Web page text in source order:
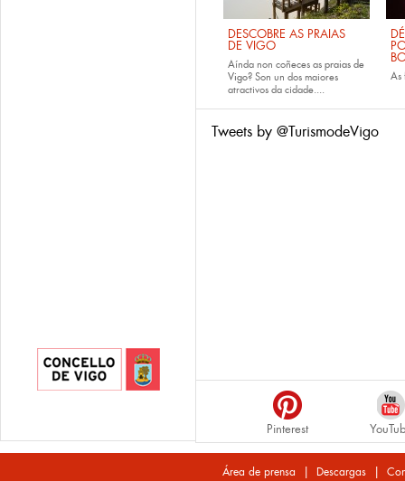
DESCOBRE AS PRAIAS
DE VIGO
Aínda non coñeces as praias de
Vigo? Son un dos maiores
atractivos da cidade....
As
Tweets by @TurismodeVigo
Pinterest
Área de prensa | Descargas |